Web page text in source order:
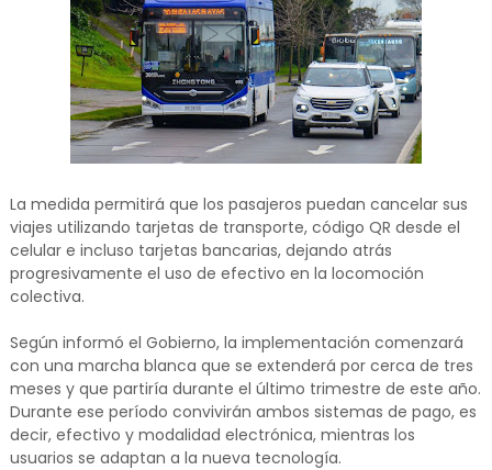
La medida permitirá que los pasajeros puedan cancelar sus
viajes utilizando tarjetas de transporte, código QR desde el
celular e incluso tarjetas bancarias, dejando atrás
progresivamente el uso de efectivo en la locomoción
colectiva.
Según informó el Gobierno, la implementación comenzará
con una marcha blanca que se extenderá por cerca de tres
meses y que partiría durante el último trimestre de este año.
Durante ese período convivirán ambos sistemas de pago, es
decir, efectivo y modalidad electrónica, mientras los
usuarios se adaptan a la nueva tecnología.